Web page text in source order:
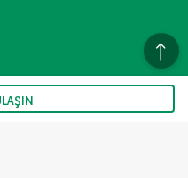
09:00 - 17:00 arasında